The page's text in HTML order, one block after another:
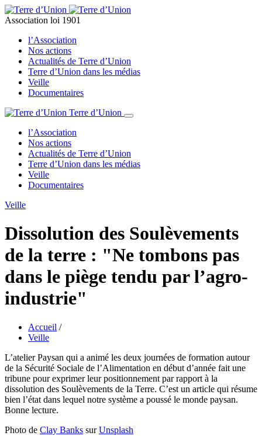
Association loi 1901
l’Association
Nos actions
Actualités de Terre d’Union
Terre d’Union dans les médias
Veille
Documentaires
Terre d’Union
l’Association
Nos actions
Actualités de Terre d’Union
Terre d’Union dans les médias
Veille
Documentaires
Veille
Dissolution des Soulèvements
de la terre : "Ne tombons pas
dans le piège tendu par l’agro-
industrie"
Accueil /
Veille
L’atelier Paysan qui a animé les deux journées de formation autour
de la Sécurité Sociale de l’Alimentation en début d’année fait une
tribune pour exprimer leur positionnement par rapport à la
dissolution des Soulèvements de la Terre. C’est un article qui résume
bien l’état dans lequel notre système a poussé le monde paysan.
Bonne lecture.
Photo de Clay Banks surUnsplash